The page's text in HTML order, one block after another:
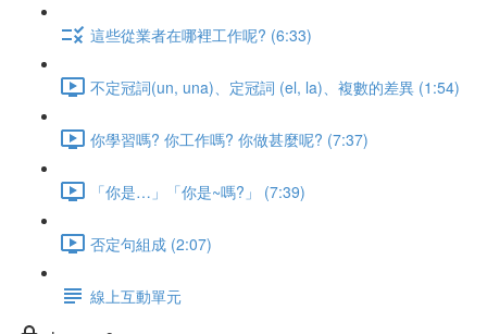
這些從業者在哪裡工作呢? (6:33)
不定冠詞(un, una)、定冠詞 (el, la)、複數的差異 (1:54)
你學習嗎? 你工作嗎? 你做甚麼呢? (7:37)
「你是…」「你是~嗎?」 (7:39)
否定句組成 (2:07)
線上互動單元